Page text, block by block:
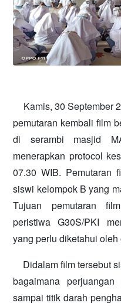
Kamis, 30 September
pemutaran kembali film
di serambi masjid
menerapkan protocol
07.30 WIB. Pemutaran
siswi kelompok B yang
Tujuan pemutaran
peristiwa G30S/PKI
yang perlu diketahui
Didalam film tersebut
bagaimana
sampai titik darah